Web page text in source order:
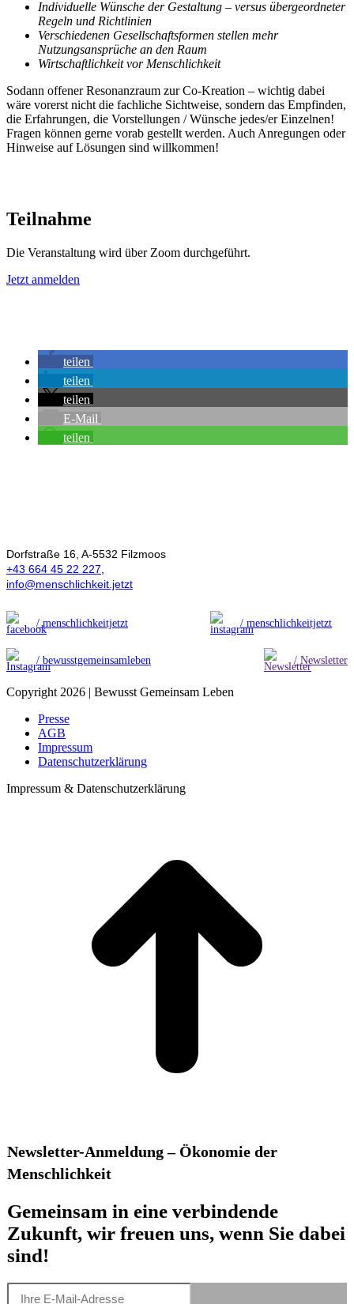
Individuelle Wünsche der Gestaltung – versus übergeordneter
Regeln und Richtlinien
Verschiedenen Gesellschaftsformen stellen mehr
Nutzungsansprüche an den Raum
Wirtschaftlichkeit vor Menschlichkeit
Sodann offener Resonanzraum zur Co-Kreation – wichtig dabei
wäre vorerst nicht die fachliche Sichtweise, sondern das Empfinden,
die Erfahrungen, die Vorstellungen / Wünsche jedes/er Einzelnen!
Fragen können gerne vorab gestellt werden. Auch Anregungen oder
Hinweise auf Lösungen sind willkommen!
Teilnahme
Die Veranstaltung wird über Zoom durchgeführt.
Jetzt anmelden
teilen
teilen
teilen
E-Mail
teilen
Dorfstraße 16, A-5532 Filzmoos
+43 664 45 22 227
info@menschlichkeit.jetzt
/ menschlichkeitjetzt / menschlichkeitjetzt
/ bewusstgemeinsamleben / Newsletter
Copyright 2026 | Bewusst Gemeinsam Leben
Presse
AGB
Impressum
Datenschutzerklärung
Impressum & Datenschutzerklärung
Newsletter-Anmeldung – Ökonomie der
Menschlichkeit
Gemeinsam in eine verbindende
Zukunft, wir freuen uns, wenn Sie dabei
sind!